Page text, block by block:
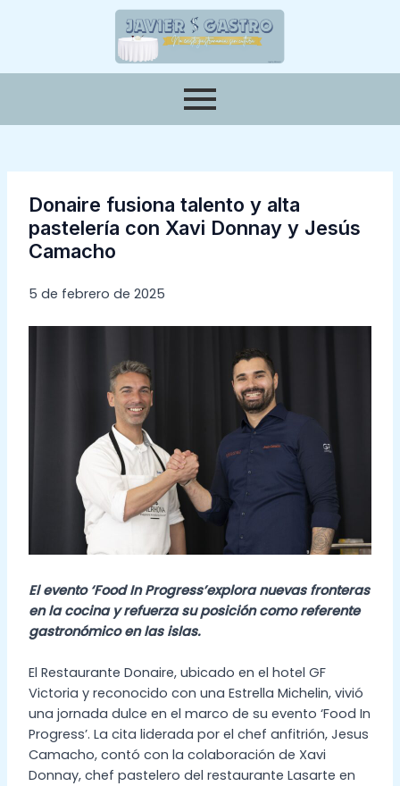
Donaire fusiona talento y alta
pastelería con Xavi Donnay y Jesús
Camacho
5 de febrero de 2025
El evento ‘Food In Progress’explora nuevas fronteras
en la cocina y refuerza su posición como referente
gastronómico en las islas.
El Restaurante Donaire, ubicado en el hotel GF
Victoria y reconocido con una Estrella Michelin, vivió
una jornada dulce en el marco de su evento ‘Food In
Progress’. La cita liderada por el chef anfitrión, Jesus
Camacho, contó con la colaboración de Xavi
Donnay, chef pastelero del restaurante Lasarte en